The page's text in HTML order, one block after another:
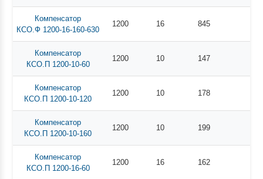
Компенсатор
КСО.Ф 1200-16-160-630
1200 16 845
Компенсатор
КСО.П 1200-10-60
1200 10 147
Компенсатор
КСО.П 1200-10-120
1200 10 178
Компенсатор
КСО.П 1200-10-160
1200 10 199
Компенсатор
КСО.П 1200-16-60
1200 16 162